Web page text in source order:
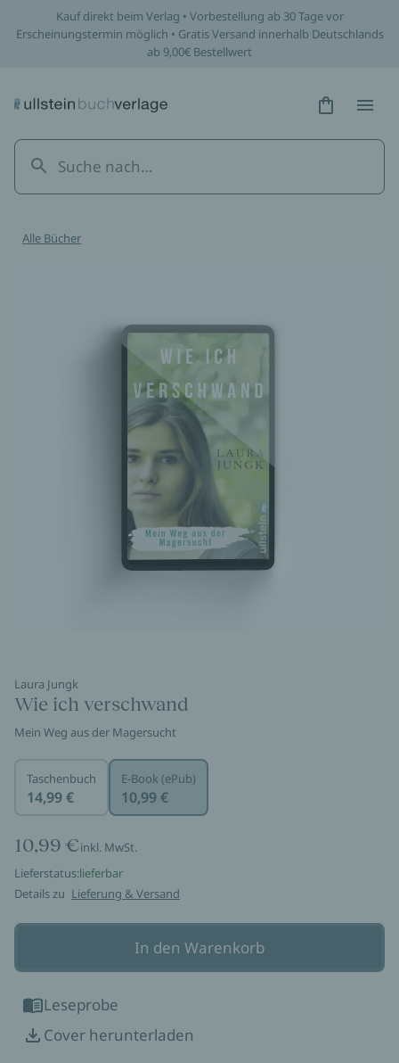
Kauf direkt beim Verlag • Vorbestellung ab 30 Tage vor
Erscheinungstermin möglich • Gratis Versand innerhalb Deutschlands
ab 9,00€ Bestellwert
Hidden
Alle Bücher
Laura Jungk
Wie ich verschwand
Mein Weg aus der Magersucht
Taschenbuch
14,99 €
E-Book (ePub)
10,99 €
10,99 €inkl. MwSt.
Lieferstatus:lieferbar
Details zu Lieferung & Versand
In den Warenkorb
Leseprobe
Cover herunterladen